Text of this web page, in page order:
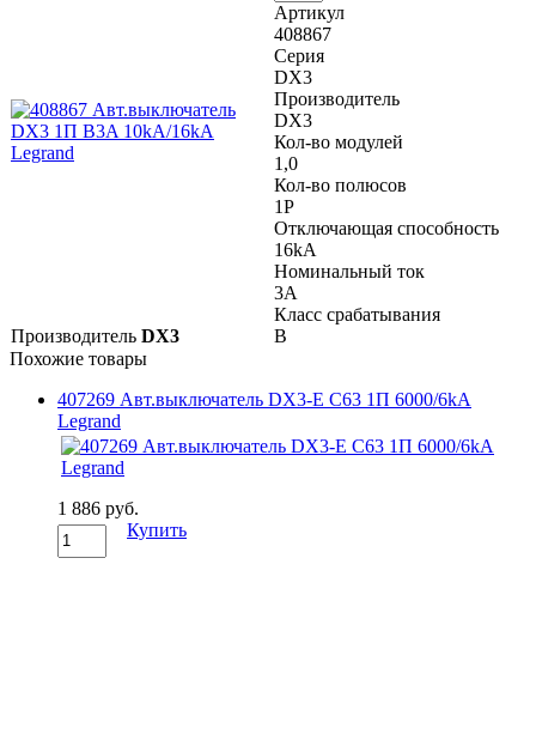
Артикул
408867
Серия
DX3
Производитель
DX3
Кол-во модулей
1,0
Кол-во полюсов
1P
Отключающая способность
16kA
Номинальный ток
3A
Класс срабатывания
B
Производитель DX3
Похожие товары
407269 Авт.выключатель DX3-E C63 1П 6000/6kA
Legrand
1 886 руб.
Купить